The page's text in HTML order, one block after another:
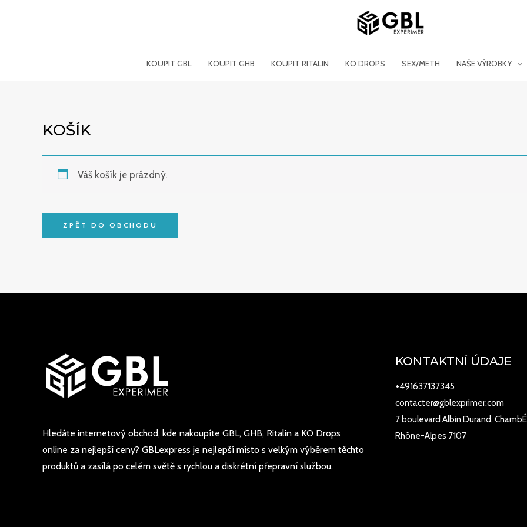
KOUPIT GBL KOUPIT GHB KOUPIT RITALIN KO DROPS SEX/METH NAŠE VÝROBKY
KOŠÍK
Váš košík je prázdný.
ZPĚT DO OBCHODU
Hledáte internetový obchod, kde nakoupíte GBL, GHB, Ritalin a KO Drops
online za nejlepší ceny? GBLexpress je nejlepší místo s velkým výběrem těchto
produktů a zasílá po celém světě s rychlou a diskrétní přepravní službou.
KONTAKTNÍ ÚDAJE
+491637137345
contacter@gblexprimer.com
7 boulevard Albin Durand,
Rhône-Alpes 7107